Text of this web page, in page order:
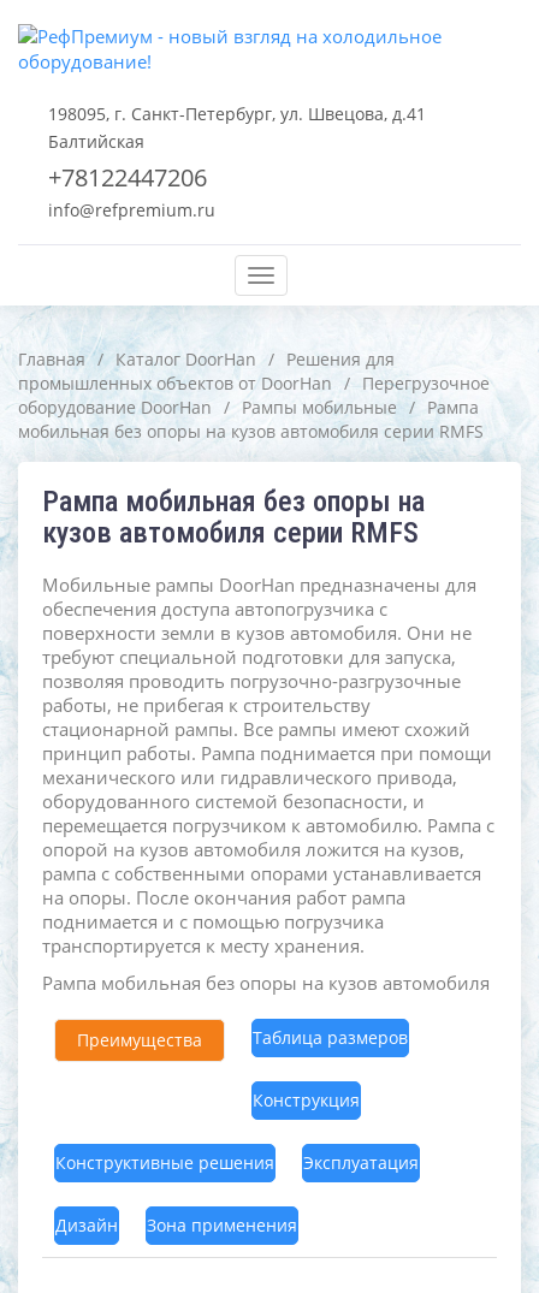
198095, г. Санкт-Петербург, ул. Швецова, д.41
Балтийская
+78122447206
info@refpremium.ru
Меню
Главная / Каталог DoorHan / Решения для
промышленных объектов от DoorHan / Перегрузочное
оборудование DoorHan / Рампы мобильные / Рампа
мобильная без опоры на кузов автомобиля серии RMFS
Рампа мобильная без опоры на
кузов автомобиля серии RMFS
Мобильные рампы DoorHan предназначены для
обеспечения доступа автопогрузчика с
поверхности земли в кузов автомобиля. Они не
требуют специальной подготовки для запуска,
позволяя проводить погрузочно-разгрузочные
работы, не прибегая к строительству
стационарной рампы. Все рампы имеют схожий
принцип работы. Рампа поднимается при помощи
механического или гидравлического привода,
оборудованного системой безопасности, и
перемещается погрузчиком к автомобилю. Рампа с
опорой на кузов автомобиля ложится на кузов,
рампа с собственными опорами устанавливается
на опоры. После окончания работ рампа
поднимается и с помощью погрузчика
транспортируется к месту хранения.
Рампа мобильная без опоры на кузов автомобиля
Преимущества Таблица размеров
Конструкция
Конструктивные решения Эксплуатация
Дизайн Зона применения